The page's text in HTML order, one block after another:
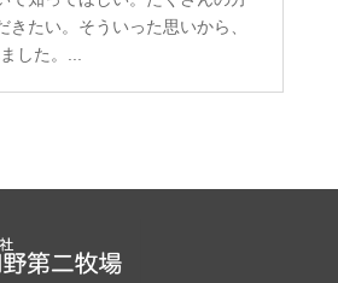
きたい。そういった思いから、
した。...